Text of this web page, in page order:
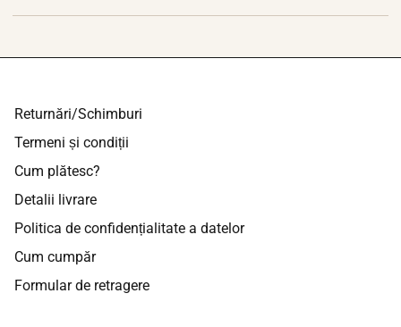
Returnări/Schimburi
Termeni și condiții
Cum plătesc?
Detalii livrare
Politica de confidențialitate a datelor
Cum cumpăr
Formular de retragere